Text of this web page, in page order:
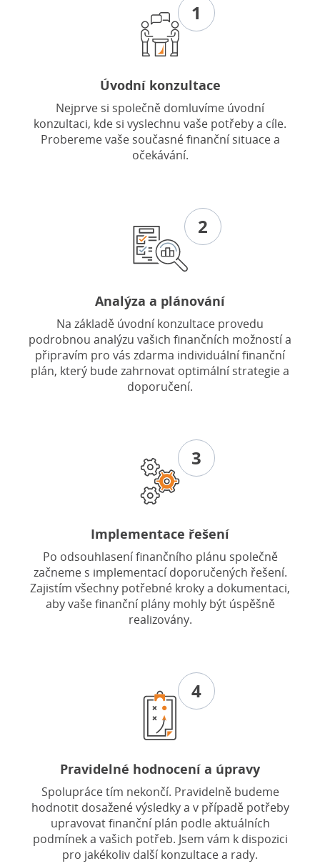
1
Úvodní konzultace
Nejprve si společně domluvíme úvodní
konzultaci, kde si vyslechnu vaše potřeby a cíle.
Probereme vaše současné finanční situace a
očekávání.
2
Analýza a plánování
Na základě úvodní konzultace provedu
podrobnou analýzu vašich finančních možností a
připravím pro vás zdarma individuální finanční
plán, který bude zahrnovat optimální strategie a
doporučení.
3
Implementace řešení
Po odsouhlasení finančního plánu společně
začneme s implementací doporučených řešení.
Zajistím všechny potřebné kroky a dokumentaci,
aby vaše finanční plány mohly být úspěšně
realizovány.
4
Pravidelné hodnocení a úpravy
Spolupráce tím nekončí. Pravidelně budeme
hodnotit dosažené výsledky a v případě potřeby
upravovat finanční plán podle aktuálních
podmínek a vašich potřeb. Jsem vám k dispozici
pro jakékoliv další konzultace a rady.